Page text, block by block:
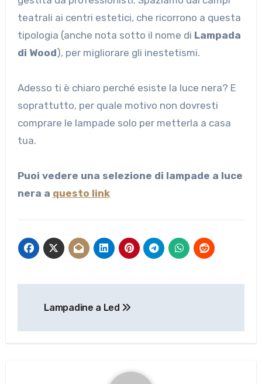
teatrali ai centri estetici, che ricorrono a questa
tipologia (anche nota sotto il nome di Lampada
di Wood), per migliorare gli inestetismi.
Adesso ti è chiaro perché esiste la luce nera? E
soprattutto, per quale motivo non dovresti
comprare le lampade solo per metterla a casa
tua.
Puoi vedere una selezione di lampade a luce
nera a questo link
articoli
Lampadine a Led